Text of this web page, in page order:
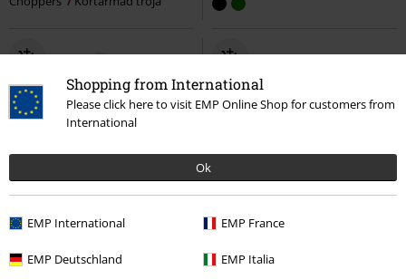
Shopping from International
Please click here to visit EMP Online Shop for customers from
International
Ok
EMP International EMP France
EMP Deutschland EMP Italia